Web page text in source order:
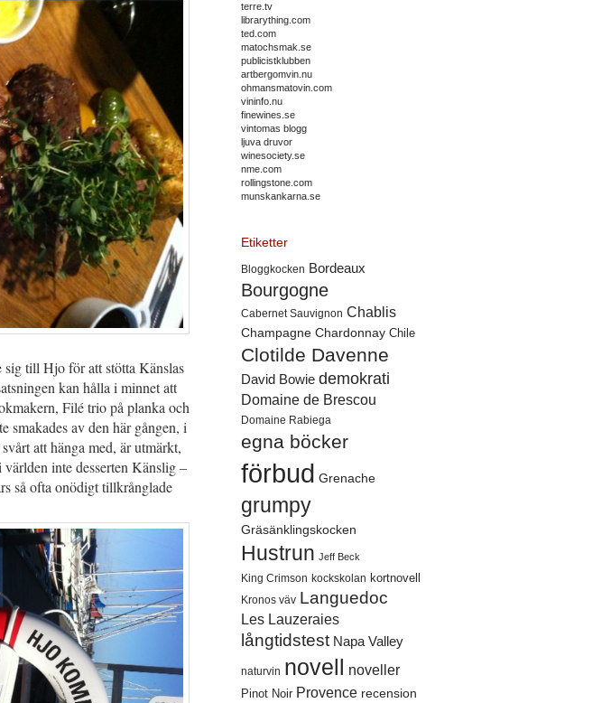
sig till Hjo för att stötta Känslas
kan hålla i minnet att
Filé trio på planka och
smakades av den här gången, i
att hänga med, är utmärkt,
inte desserten Känslig –
så ofta onödigt tillkrånglade
terre.tv
librarything.com
ted.com
matochsmak.se
publicistklubben
artbergomvin.nu
ohmansmatovin.com
vininfo.nu
finewines.se
vintomas blogg
ljuva druvor
winesociety.se
nme.com
rollingstone.com
munskankarna.se
Etiketter
Bloggkocken Bordeaux
Bourgogne
Cabernet Sauvignon Chablis
Champagne Chardonnay Chile
Clotilde Davenne
David Bowie demokrati
Domaine de Brescou
Domaine Rabiega
egna böcker
förbud Grenache
grumpy
Gräsänklingskocken
Hustrun Jeff Beck
King Crimson kockskolan kortnovell
Kronos väv Languedoc
Les Lauzeraies
långtidstest Napa Valley
naturvin novell noveller
Pinot Noir Provence recension